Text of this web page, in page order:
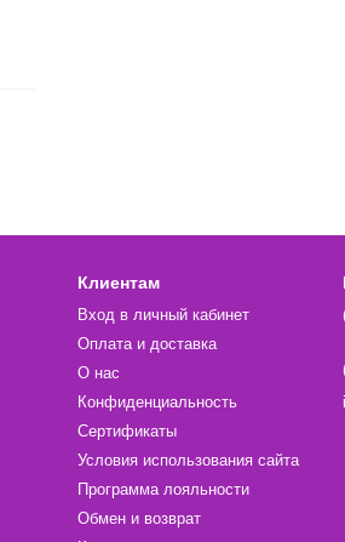
Клиентам
Вход в личный кабинет
Оплата и доставка
О нас
Конфиденциальность
Сертификаты
Условия использования сайта
Программа лояльности
Обмен и возврат